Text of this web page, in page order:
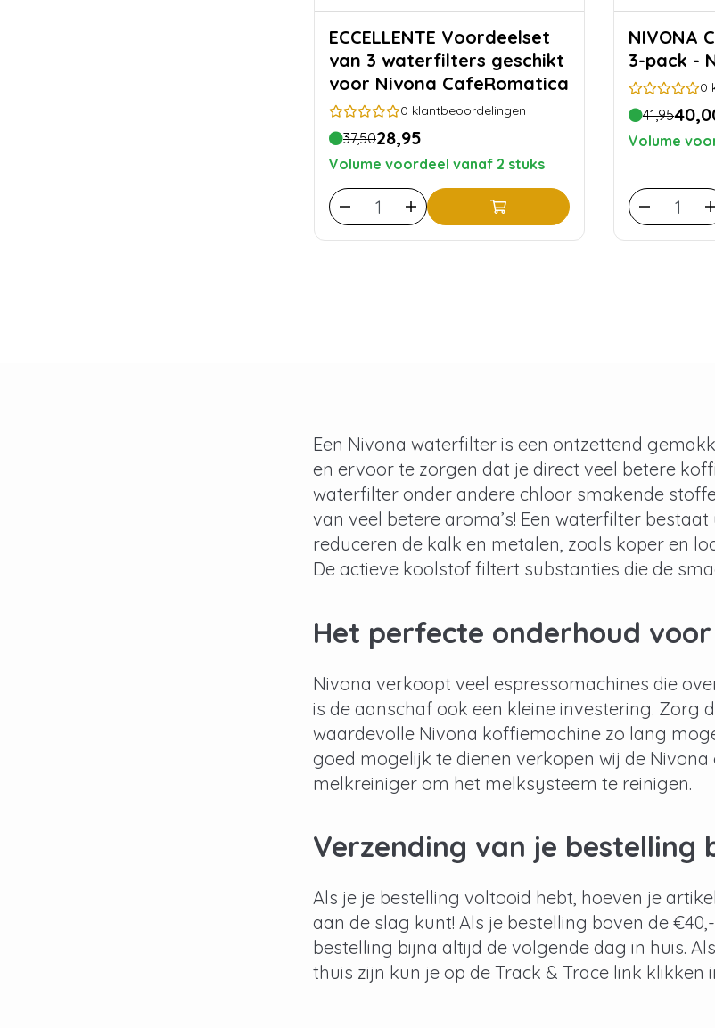
ECCELLENTE Voordeelset
van 3 waterfilters geschikt
voor Nivona CafeRomatica
0 klantbeoordelingen
37,5028,95
Volume voordeel vanaf 2 stuks
NIVONA Claris Waterfilter
3-pack -
0
41,95
Volume
Een Nivona waterfilter is een ontzettend
en ervoor te zorgen dat je direct veel betere
waterfilter onder andere chloor smakende
van veel betere aroma’s! Een waterfilter
reduceren de kalk en metalen, zoals koper en
De actieve koolstof filtert substanties die de
Het perfecte onderhoud
Nivona verkoopt veel espressomachines die
is de aanschaf ook een kleine investering.
waardevolle Nivona koffiemachine zo lang
goed mogelijk te dienen verkopen wij de
melkreiniger om het melksysteem te reinigen.
Verzending van je bestelling
Als je je bestelling voltooid hebt, hoeven je
aan de slag kunt! Als je bestelling boven de
bestelling bijna altijd de volgende dag in huis.
thuis zijn kun je op de Track & Trace link